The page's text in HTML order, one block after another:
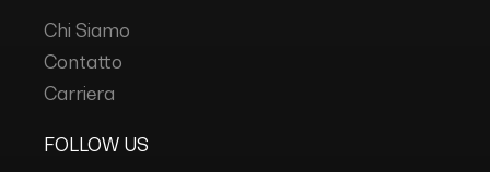
Chi Siamo
Contatto
Carriera
FOLLOW US